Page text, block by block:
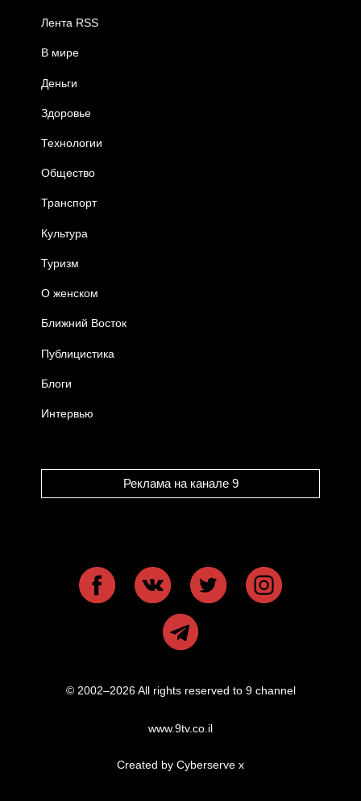
Лента RSS
В мире
Деньги
Здоровье
Технологии
Общество
Транспорт
Культура
Туризм
О женском
Ближний Восток
Публицистика
Блоги
Интервью
Реклама на канале 9
© 2002–2026 All rights reserved to 9 channel
www.9tv.co.il
Created by Cyberserve x